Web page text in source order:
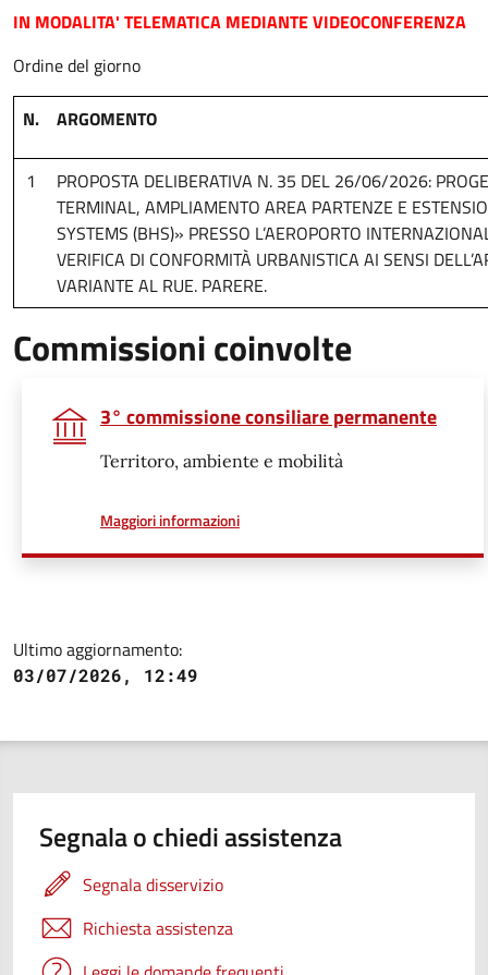
IN MODALITA' TELEMATICA MEDIANTE VIDEOCONFERENZA
Ordine del giorno
N. ARGOMENTO
1
PROPOSTA DELIBERATIVA N. 35 DEL 26/06/2026:
TERMINAL, AMPLIAMENTO AREA PARTENZE E
SYSTEMS (BHS)» PRESSO L’AEROPORTO
VERIFICA DI CONFORMITÀ URBANISTICA AI SENSI
VARIANTE AL RUE. PARERE.
Commissioni coinvolte
3° commissione consiliare permanente
Territoro, ambiente e mobilità
Maggiori informazionia proposito di
Ultimo aggiornamento:
03/07/2026, 12:49
Segnala o chiedi assistenza
Segnala disservizio
Richiesta assistenza